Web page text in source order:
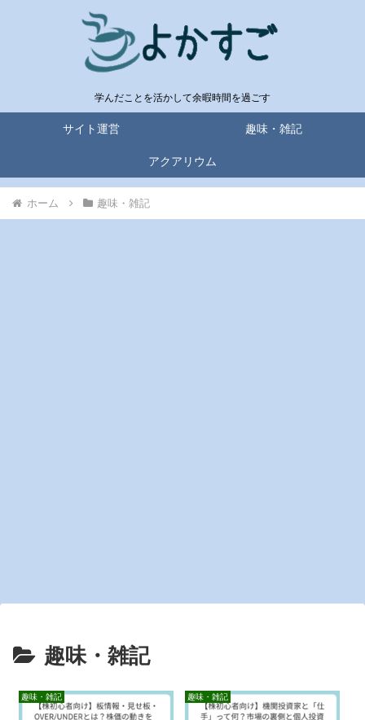
学んだことを活かして余暇時間を過ごす
サイト運営 趣味・雑記
アクアリウム
ホーム 趣味・雑記
趣味・雑記
趣味・雑記 趣味・雑記